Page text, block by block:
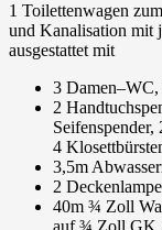
1 Toilettenwagen
und Kanalisation mit
ausgestattet mit
3
2
4
3,5m
2
40m ¾ Zoll
auf ¾ Zoll GK